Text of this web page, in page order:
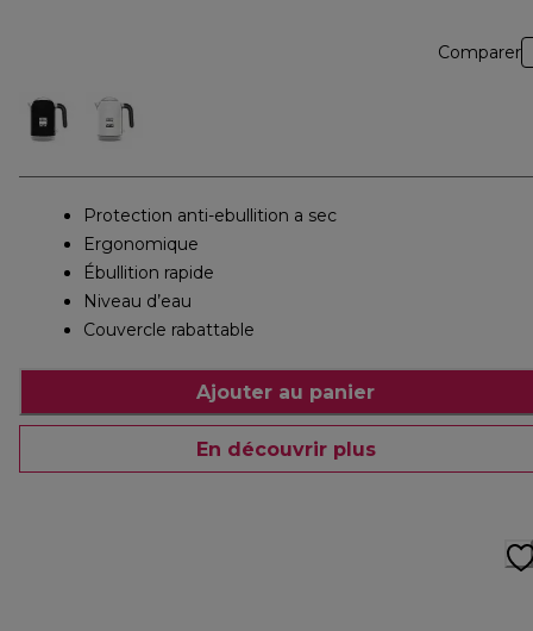
Comparer
Protection anti-ebullition a sec
Ergonomique
Ébullition rapide
Niveau d’eau
Couvercle rabattable
Ajouter au panier
En découvrir plus